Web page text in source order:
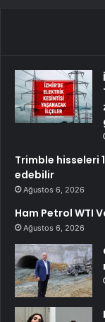
Trimble hisseleri
edebilir
Ağustos 6, 2026
Ham Petrol WTI
Ağustos 6, 2026